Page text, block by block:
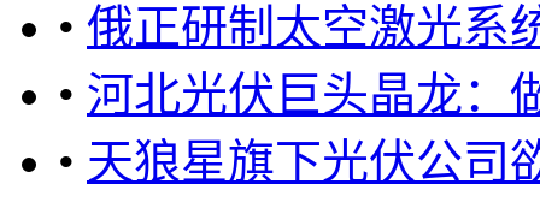
• 俄正研制太空激光系
• 河北光伏巨头晶龙：
• 天狼星旗下光伏公司